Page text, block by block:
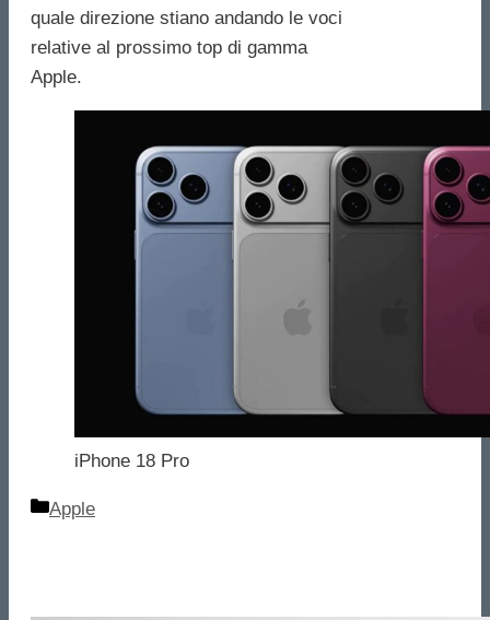
quale direzione stiano andando le voci
relative al prossimo top di gamma
Apple.
iPhone 18 Pro
Categorie
Apple